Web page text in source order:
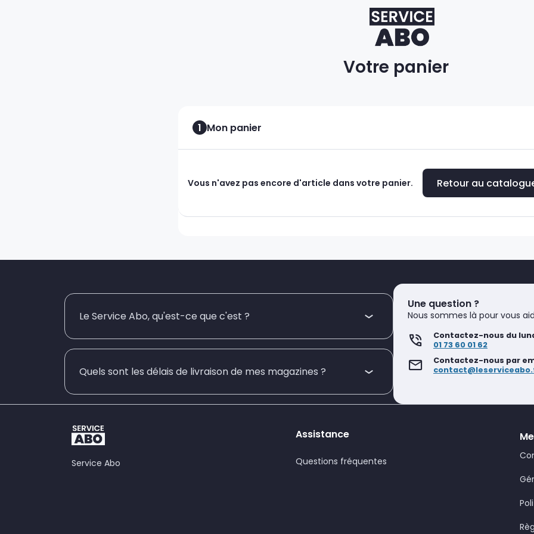
Votre panier
1 Mon panier
Vous n'avez pas encore d'article dans votre panier. Retour au
Le Service Abo, qu'est-ce que c'est ?
Quels sont les délais de livraison de mes magazines ?
Une question ?
Nous sommes là pour vous
Contactez-nous du
01 73 60 01 62
Contactez-nous par
Service Abo
Assistance
Questions fréquentes